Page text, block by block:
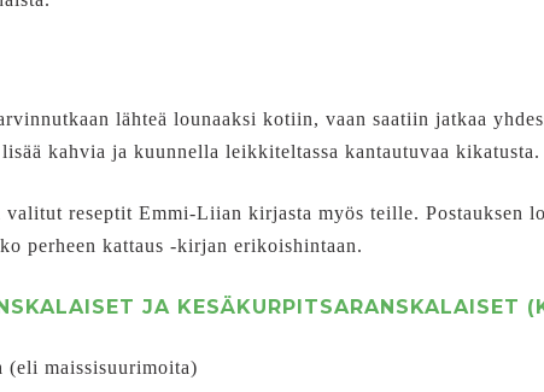
lähteä lounaaksi kotiin, vaan saatiin jatkaa
kahvia ja kuunnella leikkiteltassa kantautuvaa
valitut reseptit Emmi-Liian kirjasta myös teille. Postauksen
perheen kattaus -kirjan erikoishintaan.
JA KESÄKURPITSARANSKALAISET
(eli maissisuurimoita)